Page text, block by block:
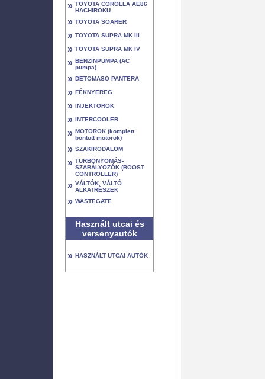
» TOYOTA COROLLA AE86
HACHIROKU
» TOYOTA SOARER
» TOYOTA SUPRA MK III
» TOYOTA SUPRA MK IV
» BENZINPUMPA (AC
pumpa)
» DETOMASO PANTERA
» FÉKNYEREG
» INJEKTOROK
» INTERCOOLER
» MOTOROK (komplett
bontott motorok)
» SZAKIRODALOM
» TURBONYOMÁS-
SZABÁLYOZÓK (BOOST
CONTROLLER)
» VÁLTÓK, VÁLTÓ
ALKATRÉSZEK
» WASTEGATE
Használt utcai és
versenyautók
» HASZNÁLT UTCAI AUTÓK